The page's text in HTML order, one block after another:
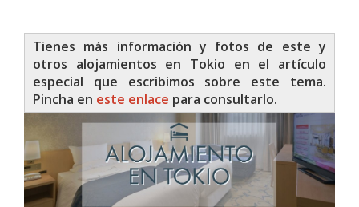
Tienes más información y fotos de este y
otros alojamientos en Tokio en el artículo
especial que escribimos sobre este tema.
Pincha en este enlace para consultarlo.